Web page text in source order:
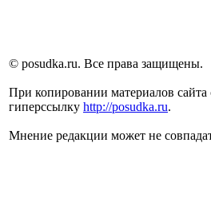
© posudka.ru. Все права защищены.
При копировании материалов сайта
гиперссылку http://posudka.ru.
Мнение редакции может не